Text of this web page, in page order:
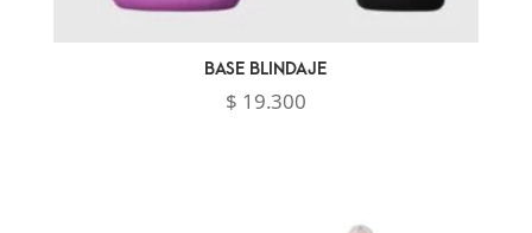
BASE BLINDAJE
$ 19.300